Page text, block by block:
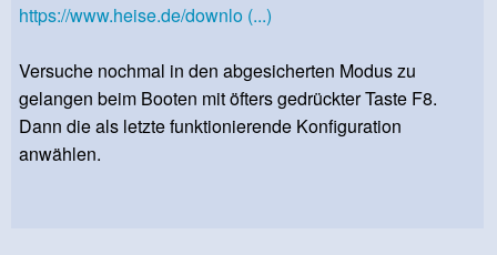
https://www.heise.de/downlo (...)
Versuche nochmal in den abgesicherten Modus zu
gelangen beim Booten mit öfters gedrückter Taste F8.
Dann die als letzte funktionierende Konfiguration
anwählen.